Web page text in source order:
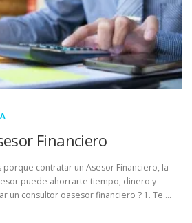
Financiero
contratar un Asesor Financiero, la
puede ahorrarte tiempo, dinero y
un consultor oasesor financiero ? 1. Te …